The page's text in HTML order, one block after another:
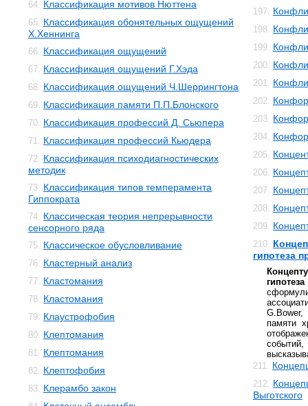
64. Классификация мотивов Нюттена
65. Классификация обонятельных ощущений
Х.Хеннинга
66. Классификация ощущений
67. Классификация ощущений Г.Хэда
68. Классификация ощущений Ч.Шеррингтона
69. Классификация памяти П.П.Блонского
70. Классификация профессий Д. Сьюпера
71. Классификация профессий Кьюдера
72. Классификация психодиагностических
методик
73. Классификация типов темперамента
Гиппократа
74. Классическая теория непрерывности
сенсорного ряда
75. Классическое обусловливание
76. Кластерный анализ
77. Кластомания
78. Кластомания
79. Клаустрофобия
80. Клептомания
81. Клептомания
82. Клептофобия
83. Клерамбо закон
197.
198.
199.
200.
201.
202.
203.
204.
205.
206.
207.
208.
209.
210.
гипотеза
G.Bower,
памяти
211.
212.
Выготского